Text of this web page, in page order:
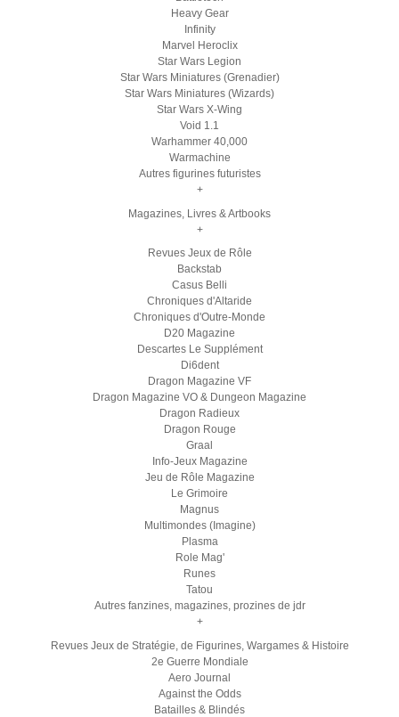
Heavy Gear
Infinity
Marvel Heroclix
Star Wars Legion
Star Wars Miniatures (Grenadier)
Star Wars Miniatures (Wizards)
Star Wars X-Wing
Void 1.1
Warhammer 40,000
Warmachine
Autres figurines futuristes
+
Magazines, Livres & Artbooks
+
Revues Jeux de Rôle
Backstab
Casus Belli
Chroniques d'Altaride
Chroniques d'Outre-Monde
D20 Magazine
Descartes Le Supplément
Di6dent
Dragon Magazine VF
Dragon Magazine VO & Dungeon Magazine
Dragon Radieux
Dragon Rouge
Graal
Info-Jeux Magazine
Jeu de Rôle Magazine
Le Grimoire
Magnus
Multimondes (Imagine)
Plasma
Role Mag'
Runes
Tatou
Autres fanzines, magazines, prozines de jdr
+
Revues Jeux de Stratégie, de Figurines, Wargames & Histoire
2e Guerre Mondiale
Aero Journal
Against the Odds
Batailles & Blindés